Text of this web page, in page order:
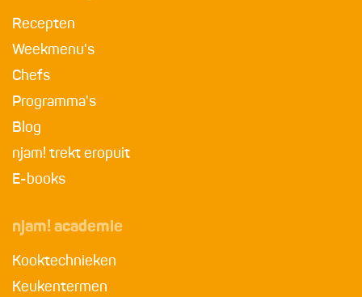
Recepten
Weekmenu's
Chefs
Programma's
Blog
njam! trekt eropuit
E-books
njam! academie
Kooktechnieken
Keukentermen